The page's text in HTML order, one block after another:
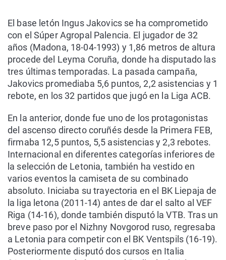
El base letón Ingus Jakovics se ha comprometido
con el Súper Agropal Palencia. El jugador de 32
años (Madona, 18-04-1993) y 1,86 metros de altura
procede del Leyma Coruña, donde ha disputado las
tres últimas temporadas. La pasada campaña,
Jakovics promediaba 5,6 puntos, 2,2 asistencias y 1
rebote, en los 32 partidos que jugó en la Liga ACB.
En la anterior, donde fue uno de los protagonistas
del ascenso directo coruñés desde la Primera FEB,
firmaba 12,5 puntos, 5,5 asistencias y 2,3 rebotes.
Internacional en diferentes categorías inferiores de
la selección de Letonia, también ha vestido en
varios eventos la camiseta de su combinado
absoluto. Iniciaba su trayectoria en el BK Liepaja de
la liga letona (2011-14) antes de dar el salto al VEF
Riga (14-16), donde también disputó la VTB. Tras un
breve paso por el Nizhny Novgorod ruso, regresaba
a Letonia para competir con el BK Ventspils (16-19).
Posteriormente disputó dos cursos en Italia